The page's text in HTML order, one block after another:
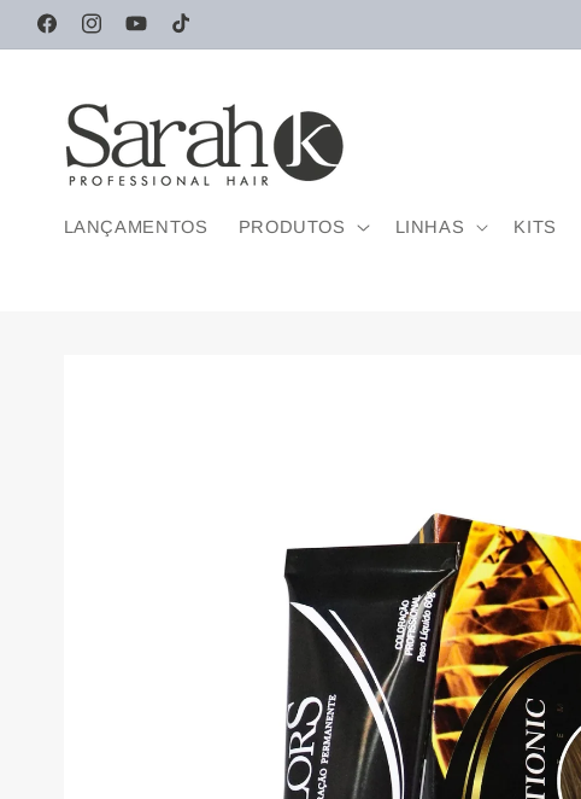
para o
conteúdo
FacebookInstagramYouTubeTikTok
LANÇAMENTOS PRODUTOS LINHAS KITS